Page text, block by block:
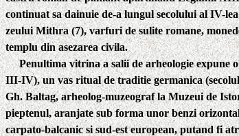
continuat sa dainuie de-a lungul secolului al IV-
zeului Mithra (7), varfuri de sulite romane,
templu din asezarea civila.
Penultima vitrina a salii de arheologie expune
III-IV), un vas ritual de traditie germanica
Gh. Baltag, arheolog-muzeograf la Muzeui de
pieptenul, aranjate sub forma unor benzi
carpato-balcanic si sud-est european, putand fi